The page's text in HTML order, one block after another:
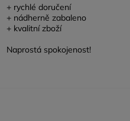
+ rychlé doručení
+ nádherně zabaleno
+ kvalitní zboží
Naprostá spokojenost!